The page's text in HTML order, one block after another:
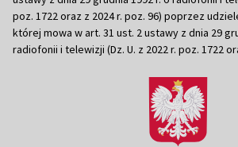
poz. 1722 oraz z 2024 r. poz. 96) poprzez
której mowa w art. 31 ust. 2 ustawy z dnia 29
radiofonii i telewizji (Dz. U. z 2022 r. poz. 1722